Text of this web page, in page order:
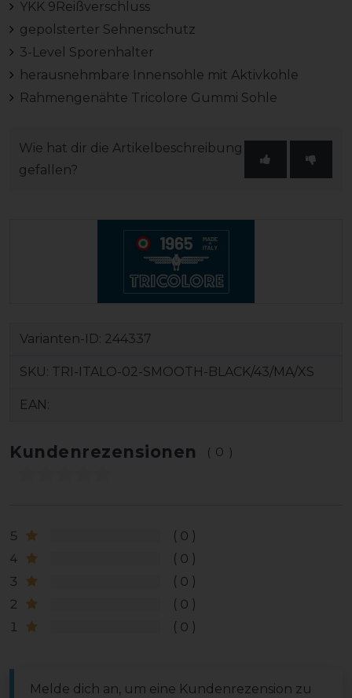
YKK 9Reißverschluss
gepolsterter Sehnenschutz
3-Level Sporenhalter
herausnehmbare Innensohle mit Aktivkohle
Rahmengenähte Tricolore Gummi Sohle
Wie hat dir die Artikelbeschreibung
gefallen?
Varianten-ID: 244337
SKU: TRI-ITALO-02-SMOOTH-BLACK/43/MA/XS
EAN:
Kundenrezensionen (0)
5
0
4
0
3
0
2
0
1
0
Melde dich an, um eine Kundenrezension zu